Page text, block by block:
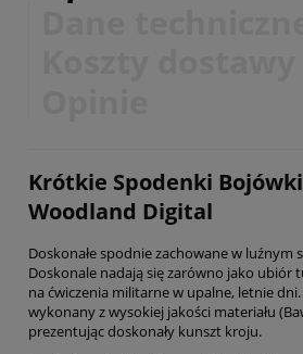
Krótkie Spodenki
Woodland Digital
Doskonałe spodnie zachowane w luźnym
Doskonale nadają się zarówno jako ubiór
na ćwiczenia militarne w upalne, letnie
wykonany z wysokiej jakości materiału
prezentując doskonały kunszt kroju.